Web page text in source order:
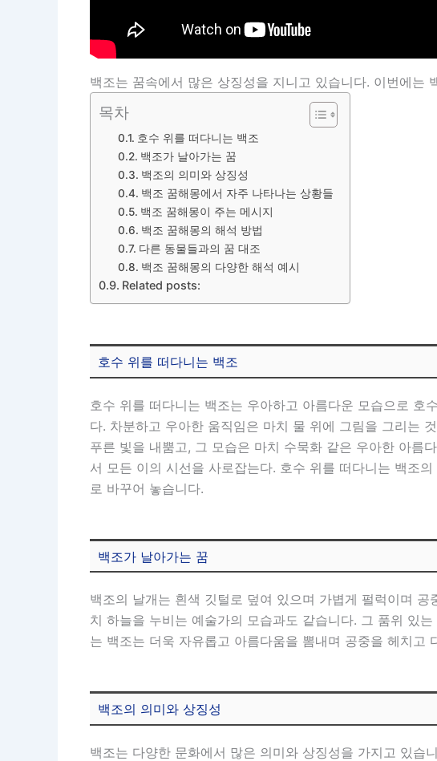
백조는 꿈속에서 많은 상징성을 지니고 있습니다. 이번에는
목차
호수 위를 떠다니는 백조
백조가 날아가는 꿈
백조의 의미와 상징성
백조 꿈해몽에서 자주 나타나는 상황들
백조 꿈해몽이 주는 메시지
백조 꿈해몽의 해석 방법
다른 동물들과의 꿈 대조
백조 꿈해몽의 다양한 해석 예시
Related posts:
호수 위를 떠다니는 백조
호수 위를 떠다니는 백조는 우아하고 아름다운 모습으로 호
다. 차분하고 우아한 움직임은 마치 물 위에 그림을 그리는
푸른 빛을 내뿜고, 그 모습은 마치 수묵화 같은 우아한 아름
서 모든 이의 시선을 사로잡는다. 호수 위를 떠다니는 백조
로 바꾸어 놓습니다.
백조가 날아가는 꿈
백조의 날개는 흰색 깃털로 덮여 있으며 가볍게 펄럭이며
치 하늘을 누비는 예술가의 모습과도 같습니다. 그 품위 있
는 백조는 더욱 자유롭고 아름다움을 뽐내며 공중을 헤치고
백조의 의미와 상징성
백조는 다양한 문화에서 많은 의미와 상징성을 가지고 있습